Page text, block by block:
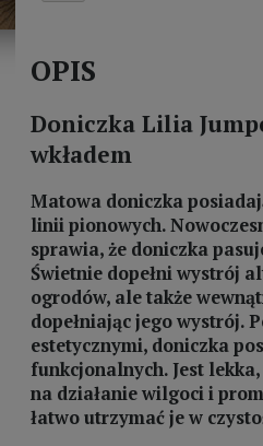
OPIS
Doniczka Lilia
wkładem
Matowa doniczka
linii pionowych.
sprawia, że doniczka
Świetnie dopełni wystrój
ogrodów, ale także
dopełniając jego wystrój.
estetycznymi, doniczka
funkcjonalnych. Jest
na działanie wilgoci i
łatwo utrzymać je w